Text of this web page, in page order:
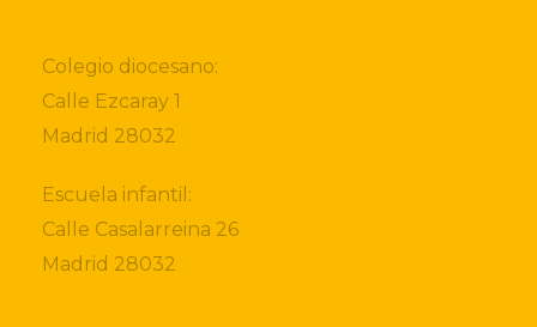
Colegio diocesano:
Calle Ezcaray 1
Madrid 28032
Escuela infantil:
Calle Casalarreina 26
Madrid 28032